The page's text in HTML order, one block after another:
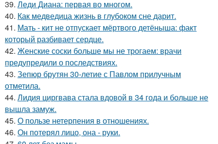
39. Леди Диана: первая во многом.
40. Как медведица жизнь в глубоком сне дарит.
41. Мать - кит не отпускает мёртвого детёныша: факт
который разбивает сердце.
42. Женские соски больше мы не трогаем: врачи
предупредили о последствиях.
43. Зепюр брутян 30-летие с Павлом прилучным
отметила.
44. Лидия циргвава стала вдовой в 34 года и больше не
вышла замуж.
45. О пользе нетерпения в отношениях.
46. Он потерял лицо, она - руки.